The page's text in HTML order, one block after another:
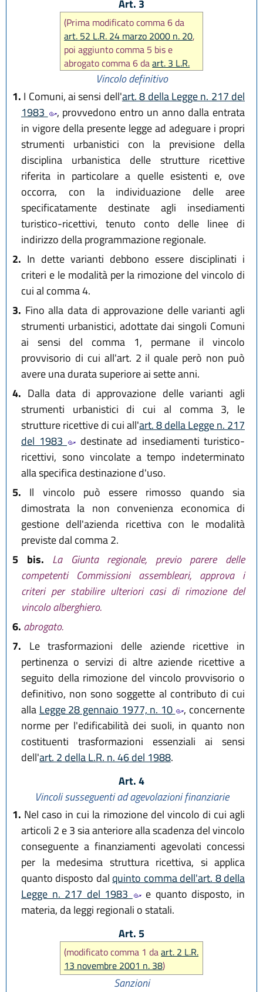
Art. 3
(Prima modificato comma 6 da
art. 52 L.R. 24 marzo 2000 n. 20,
poi aggiunto comma 5 bis e
abrogato comma 6 daart. 3 L.R.
29 dicembre 2015, n. 22)
Vincolo definitivo
1. I Comuni, ai sensi dell'art. 8 della Legge n. 217 del
1983
, provvedono entro un anno dalla entrata
in vigore della presente legge ad adeguare i propri
strumenti urbanistici con la previsione della
disciplina urbanistica delle strutture ricettive
riferita in particolare a quelle esistenti e, ove
occorra, con la individuazione delle aree
specificatamente destinate agli insediamenti
turistico-ricettivi, tenuto conto delle linee di
indirizzo della programmazione regionale.
2. In dette varianti debbono essere disciplinati i
criteri e le modalità per la rimozione del vincolo di
cui al comma 4.
3. Fino alla data di approvazione delle varianti agli
strumenti urbanistici, adottate dai singoli Comuni
ai sensi del comma 1, permane il vincolo
provvisorio di cui all'art. 2 il quale però non può
avere una durata superiore ai sette anni.
4. Dalla data di approvazione delle varianti agli
strumenti urbanistici di cui al comma 3, le
strutture ricettive di cui all'art. 8 della Legge n. 217
del 1983
destinate ad insediamenti turistico-
ricettivi, sono vincolate a tempo indeterminato
alla specifica destinazione d'uso.
5. Il vincolo può essere rimosso quando sia
dimostrata la non convenienza economica di
gestione dell'azienda ricettiva con le modalità
previste dal comma 2.
5 bis. La Giunta regionale, previo parere delle
competenti Commissioni assembleari, approva i
criteri per stabilire ulteriori casi di rimozione del
vincolo alberghiero.
6. abrogato.
7. Le trasformazioni delle aziende ricettive in
pertinenza o servizi di altre aziende ricettive a
seguito della rimozione del vincolo provvisorio o
definitivo, non sono soggette al contributo di cui
alla Legge 28 gennaio 1977, n. 10
, concernente
norme per l'edificabilità dei suoli, in quanto non
costituenti trasformazioni essenziali ai sensi
dell'art. 2 della L.R. n. 46 del 1988.
Art. 4
Vincoli susseguenti ad agevolazioni finanziarie
1. Nel caso in cui la rimozione del vincolo di cui agli
articoli 2 e 3 sia anteriore alla scadenza del vincolo
conseguente a finanziamenti agevolati concessi
per la medesima struttura ricettiva, si applica
quanto disposto dal quinto comma dell'art. 8 della
Legge n. 217 del 1983
e quanto disposto, in
materia, da leggi regionali o statali.
Art. 5
(modificato comma 1 daart. 2 L.R.
13 novembre 2001 n. 38)
Sanzioni